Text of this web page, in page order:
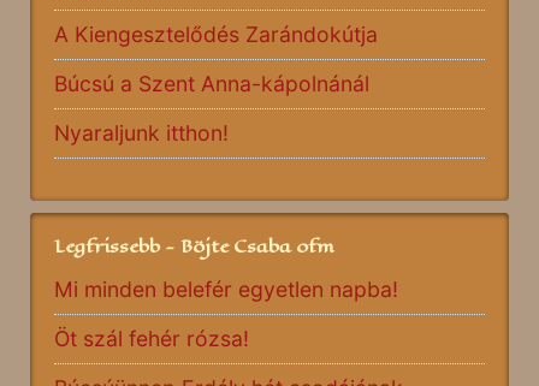
A Kiengesztelődés Zarándokútja
Búcsú a Szent Anna-kápolnánál
Nyaraljunk itthon!
Legfrissebb - Böjte Csaba ofm
Mi minden belefér egyetlen napba!
Öt szál fehér rózsa!